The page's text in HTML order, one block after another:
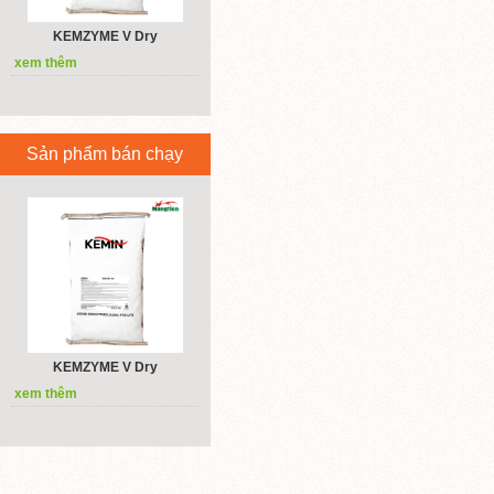
KEMZYME V Dry
xem thêm
Sản phẩm bán chạy
KEMZYME V Dry
xem thêm